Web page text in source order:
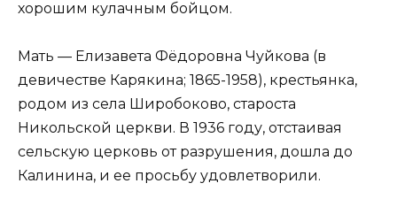
хорошим кулачным бойцом.
Мать — Елизавета Фёдоровна Чуйкова (в
девичестве Карякина; 1865-1958), крестьянка,
родом из села Широбоково, староста
Никольской церкви. В 1936 году, отстаивая
сельскую церковь от разрушения, дошла до
Калинина, и ее просьбу удовлетворили.